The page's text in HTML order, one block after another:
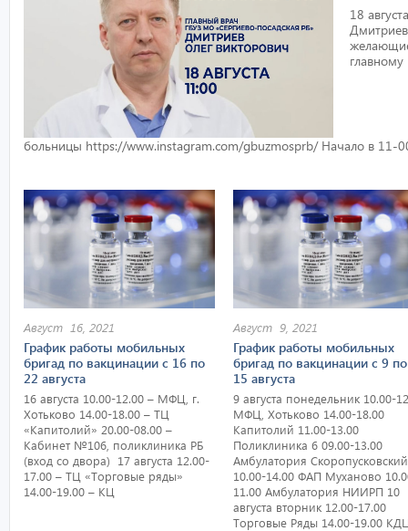
18
больницы https://www.instagram.com/gbuzmosprb/ Начало в 11-
Август 16, 2021
График работы мобильных
бригад по вакцинации с 16 по
22 августа
16 августа 10.00-12.00 – МФЦ, г.
Хотьково 14.00-18.00 – ТЦ
«Капитолий» 20.00-08.00 –
Кабинет №106, поликлиника РБ
(вход со двора) 17 августа 12.00-
17.00 – ТЦ «Торговые ряды»
14.00-19.00 – КЦ
Август 9, 2021
График работы мобильных
бригад по вакцинации с 9 по
15 августа
9 августа понедельник 10.00-
МФЦ, Хотьково 14.00-18.00
Капитолий 11.00-13.00
Поликлиника 6 09.00-13.00
Амбулатория Скоропусковский
10.00-14.00 ФАП Муханово
11.00 Амбулатория НИИРП 10
августа вторник 12.00-17.00
Торговые Ряды 14.00-19.00